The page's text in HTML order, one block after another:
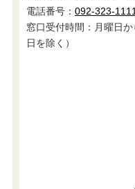
電話番号： 092-323-
窓口受付時間：月曜日
日を除く）